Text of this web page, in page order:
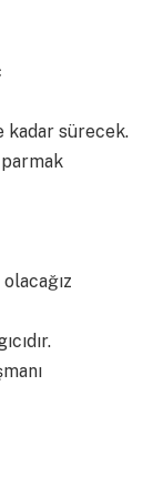
kadar sürecek.
parmak